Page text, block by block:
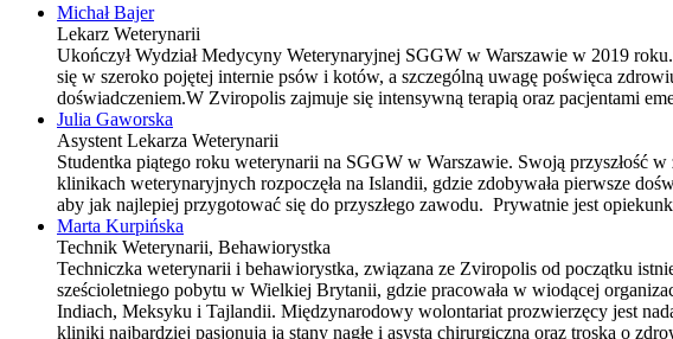
Michał Bajer
Lekarz Weterynarii
Ukończył Wydział Medycyny Weterynaryjnej SGGW w Warszawie w 2019
się w szeroko pojętej internie psów i kotów, a szczególną uwagę poświęca
doświadczeniem.W Zviropolis zajmuje się intensywną terapią oraz pacjentami
Julia Gaworska
Asystent Lekarza Weterynarii
Studentka piątego roku weterynarii na SGGW w Warszawie. Swoją przyszłość
klinikach weterynaryjnych rozpoczęła na Islandii, gdzie zdobywała pierwsze
aby jak najlepiej przygotować się do przyszłego zawodu. Prywatnie jest
Marta Kurpińska
Technik Weterynarii, Behawiorystka
Techniczka weterynarii i behawiorystka, związana ze Zviropolis od początku
sześcioletniego pobytu w Wielkiej Brytanii, gdzie pracowała w wiodącej
Indiach, Meksyku i Tajlandii. Międzynarodowy wolontariat prozwierzęcy jest
kliniki najbardziej pasjonują ją stany nagłe i asysta chirurgiczna oraz troska o